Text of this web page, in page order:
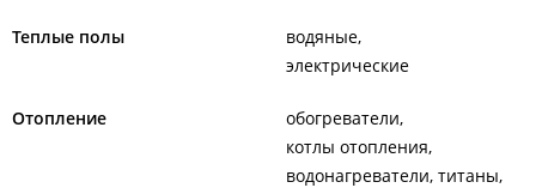
Теплые полы
водяные
электрические
Отопление
обогреватели
котлы отопления
водонагреватели, титаны